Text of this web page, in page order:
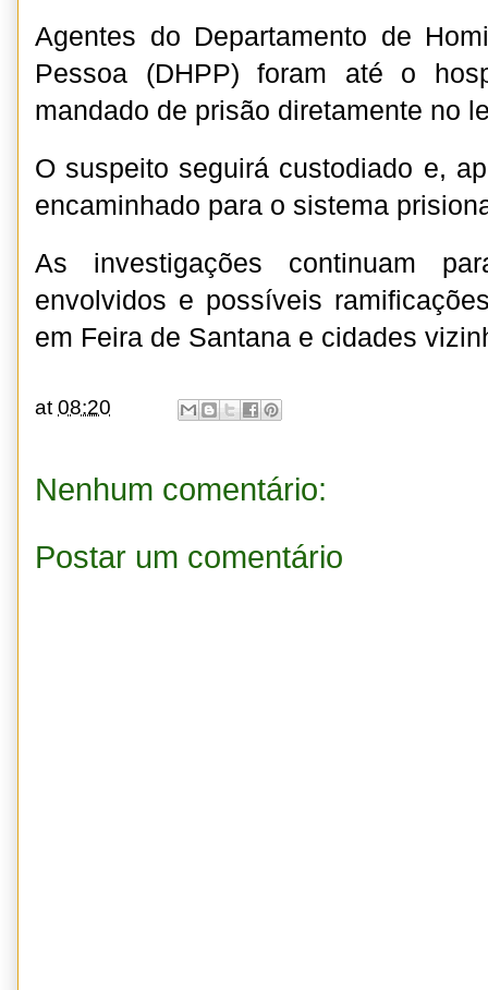
Agentes do Departamento de
Pessoa (DHPP) foram até o
mandado de prisão diretamente no
O suspeito seguirá custodiado e,
encaminhado para o sistema
As investigações continuam
envolvidos e possíveis
em Feira de Santana e cidades
at08:20
Nenhum comentário:
Postar um comentário